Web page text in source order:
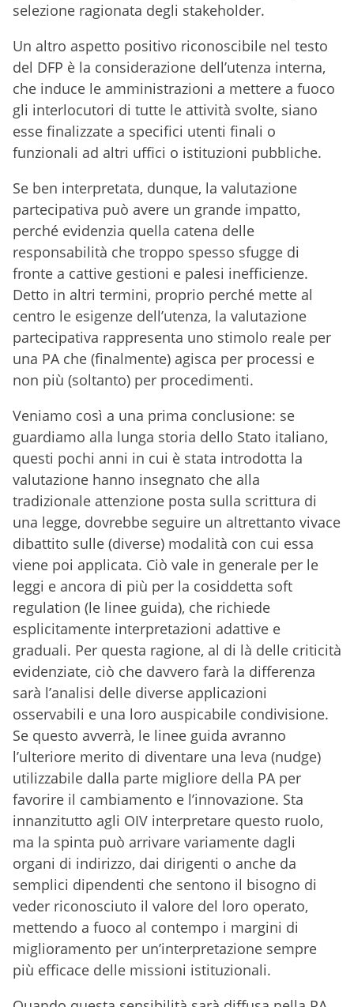
selezione ragionata degli stakeholder.
Un altro aspetto positivo riconoscibile nel testo
del DFP è la considerazione dell’utenza interna,
che induce le amministrazioni a mettere a fuoco
gli interlocutori di tutte le attività svolte, siano
esse finalizzate a specifici utenti finali o
funzionali ad altri uffici o istituzioni pubbliche.
Se ben interpretata, dunque, la valutazione
partecipativa può avere un grande impatto,
perché evidenzia quella catena delle
responsabilità che troppo spesso sfugge di
fronte a cattive gestioni e palesi inefficienze.
Detto in altri termini, proprio perché mette al
centro le esigenze dell’utenza, la valutazione
partecipativa rappresenta uno stimolo reale per
una PA che (finalmente) agisca per processi e
non più (soltanto) per procedimenti.
Veniamo così a una prima conclusione: se
guardiamo alla lunga storia dello Stato italiano,
questi pochi anni in cui è stata introdotta la
valutazione hanno insegnato che alla
tradizionale attenzione posta sulla scrittura di
una legge, dovrebbe seguire un altrettanto vivace
dibattito sulle (diverse) modalità con cui essa
viene poi applicata. Ciò vale in generale per le
leggi e ancora di più per la cosiddetta soft
regulation (le linee guida), che richiede
esplicitamente interpretazioni adattive e
graduali. Per questa ragione, al di là delle criticità
evidenziate, ciò che davvero farà la differenza
sarà l’analisi delle diverse applicazioni
osservabili e una loro auspicabile condivisione.
Se questo avverrà, le linee guida avranno
l’ulteriore merito di diventare una leva (nudge)
utilizzabile dalla parte migliore della PA per
favorire il cambiamento e l’innovazione. Sta
innanzitutto agli OIV interpretare questo ruolo,
ma la spinta può arrivare variamente dagli
organi di indirizzo, dai dirigenti o anche da
semplici dipendenti che sentono il bisogno di
veder riconosciuto il valore del loro operato,
mettendo a fuoco al contempo i margini di
miglioramento per un’interpretazione sempre
più efficace delle missioni istituzionali.